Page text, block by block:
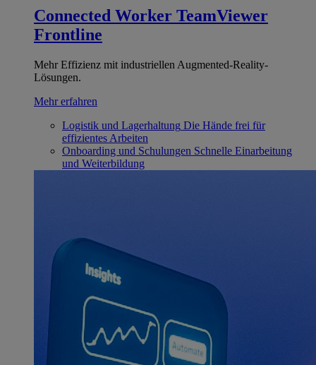
Connected Worker TeamViewer
Frontline
Mehr Effizienz mit industriellen Augmented-Reality-
Lösungen.
Mehr erfahren
Logistik und Lagerhaltung Die Hände frei für
effizientes Arbeiten
Onboarding und Schulungen Schnelle Einarbeitung
und Weiterbildung